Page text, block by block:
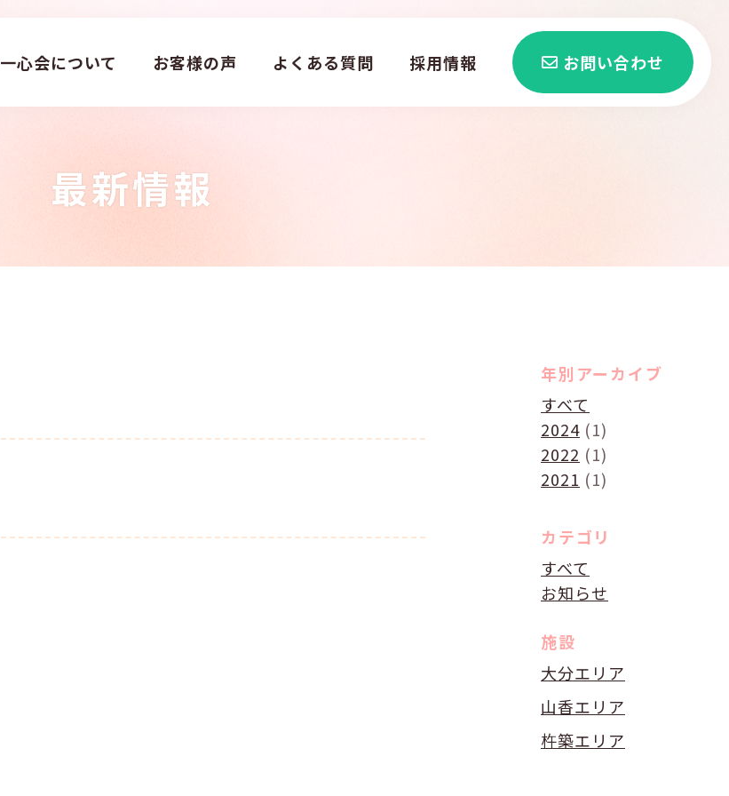
一心会について お客様の声 よくある質問 採用情報 お問い合わせ
最新情報
年別アーカイブ
すべて
2024 (1)
2022 (1)
2021 (1)
カテゴリ
すべて
お知らせ
施設
大分エリア
山香エリア
杵築エリア